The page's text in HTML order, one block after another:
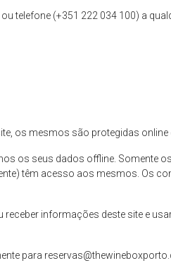
ou telefone (+351 222 034 100) a
os mesmos são protegidas online
os seus dados offline. Somente
têm acesso aos mesmos. Os
informações deste site e
para